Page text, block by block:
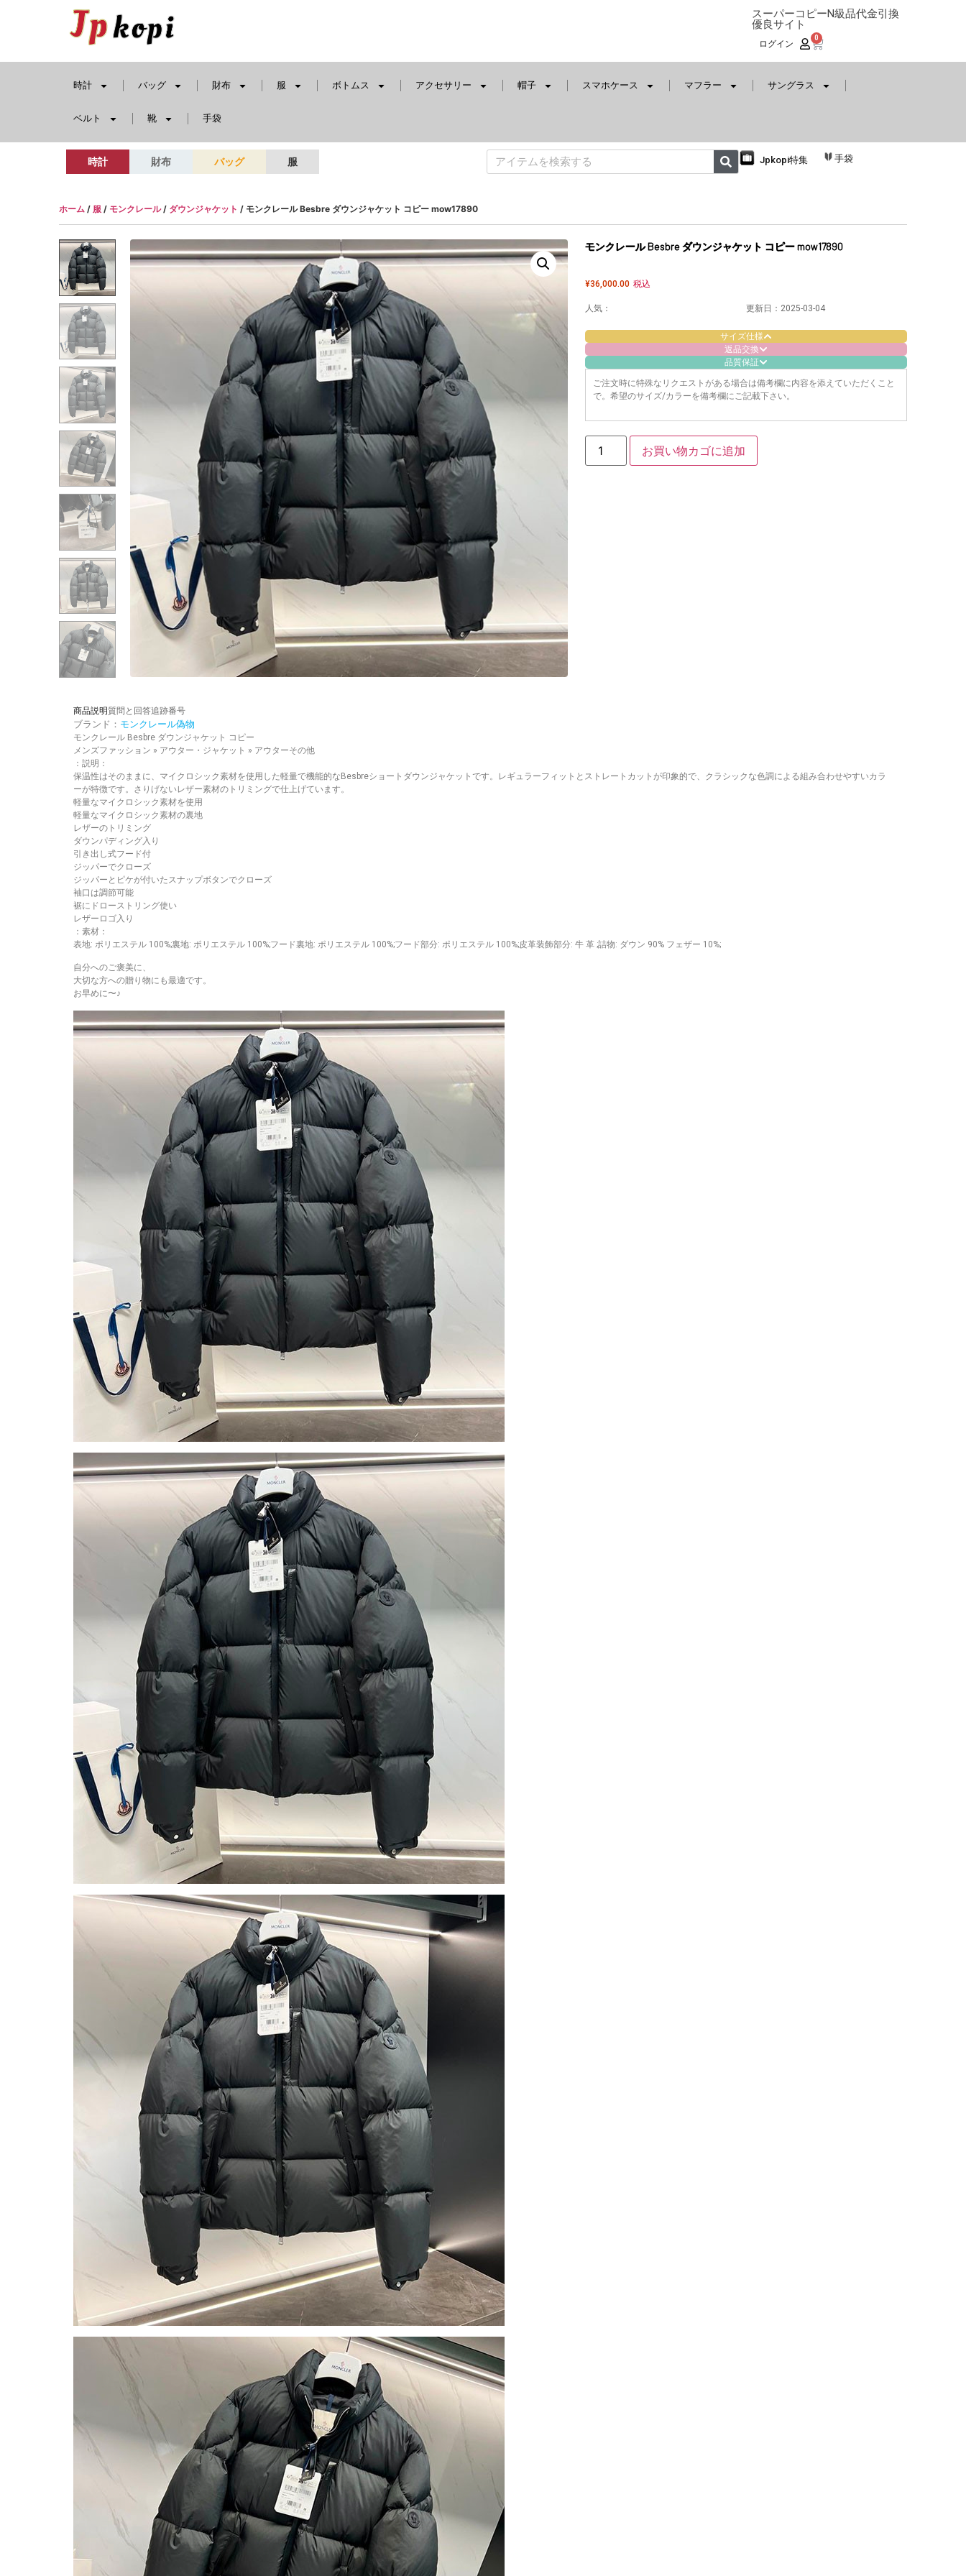
スーパーコピーN級品代金引換
優良サイト
ログイン
0
時計 バッグ 財布 服 ボトムス アクセサリー 帽子 スマホケース マフラー サングラス
ベルト 靴 手袋
時計 財布 バッグ 服 Jpkopi特集 手袋
ホーム / 服 / モンクレール/ ダウンジャケット / モンクレール Besbre ダウンジャケット コピー mow17890
モンクレール Besbre ダウンジャケット コピー mow17890
¥36,000.00 税込
人気： 更新日： 2025-03-04
サイズ仕様
返品交換
品質保証
ご注文時に特殊なリクエストがある場合は備考欄に内容を添えていただくこと
で。希望のサイズ/カラーを備考欄にご記載下さい。
お買い物カゴに追加
商品説明質問と回答追跡番号
ブランド： モンクレール偽物
モンクレール Besbre ダウンジャケット コピー
メンズファッション » アウター・ジャケット » アウターその他
：説明：
保温性はそのままに、マイクロシック素材を使用した軽量で機能的なBesbreショートダウンジャケットです。レギュラーフィットとストレートカットが印象的で、クラシックな色調による組み合わせやすいカラ
ーが特徴です。さりげないレザー素材のトリミングで仕上げています。
軽量なマイクロシック素材を使用
軽量なマイクロシック素材の裏地
レザーのトリミング
ダウンパディング入り
引き出し式フード付
ジッパーでクローズ
ジッパーとピケが付いたスナップボタンでクローズ
袖口は調節可能
裾にドローストリング使い
レザーロゴ入り
：素材：
表地: ポリエステル 100%;裏地: ポリエステル 100%;フード裏地: ポリエステル 100%;フード部分: ポリエステル 100%;皮革装飾部分: 牛 革 ;詰物: ダウン 90% フェザー 10%;
自分へのご褒美に、
大切な方への贈り物にも最適です。
お早めに〜♪